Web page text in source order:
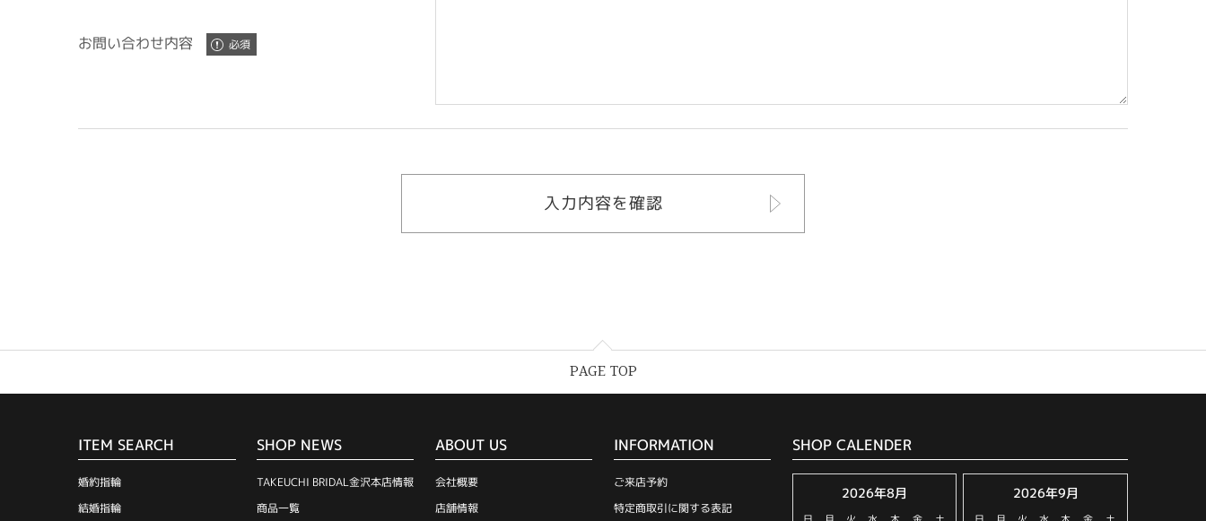
お問い合わせ内容
PAGE TOP
ITEM SEARCH
婚約指輪
結婚指輪
SHOP NEWS
TAKEUCHI BRIDAL金沢本店情報
商品一覧
ABOUT US
会社概要
店舗情報
INFORMATION
ご来店予約
特定商取引に関する表記
SHOP CALENDER
2026年8月 2026年9月